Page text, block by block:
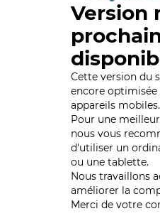
Version
Cette version du
encore optimisée
appareils mobiles.
Pour une
nous vous
d'utiliser un
ou une tablette.
Nous travaillons
améliorer la
Merci de votre